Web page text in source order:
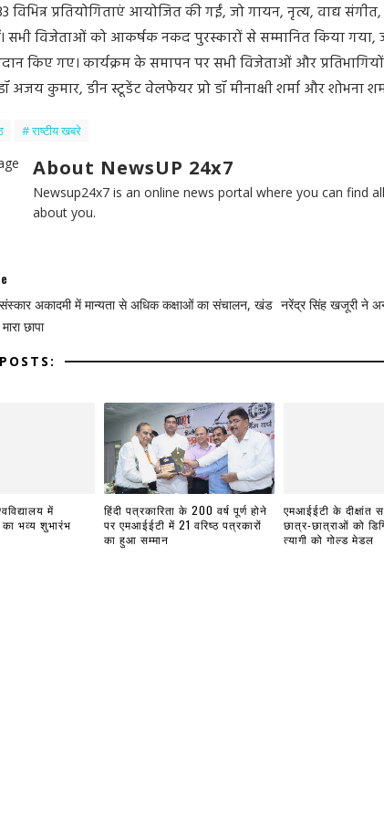
विभिन्न प्रतियोगिताएं आयोजित की गईं, जो गायन, नृत्य, वाद्य
सभी विजेताओं को आकर्षक नकद पुरस्कारों से सम्मानित किया गया,
किए गए। कार्यक्रम के समापन पर सभी विजेताओं और
अजय कुमार, डीन स्टूडेंट वेलफेयर प्रो डॉ मीनाक्षी शर्मा और शोभना
# राष्टीय खबरे
About NewsUP 24x7
Newsup24x7 is an online news portal where you can find
about you.
संस्कार अकादमी में मान्यता से अधिक कक्षाओं का संचालन, खंड
छापा
नरेंद्र सिंह खजूरी ने
में
का भव्य शुभारंभ
हिंदी पत्रकारिता के 200 वर्ष पूर्ण होने
पर एमआईईटी में 21 वरिष्ठ पत्रकारों
का हुआ सम्मान
एमआईईटी के दीक्षांत
छात्र-छात्राओं को
त्यागी को गोल्ड मेडल